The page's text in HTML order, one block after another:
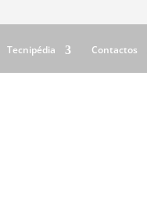
Tecnipédia Contactos